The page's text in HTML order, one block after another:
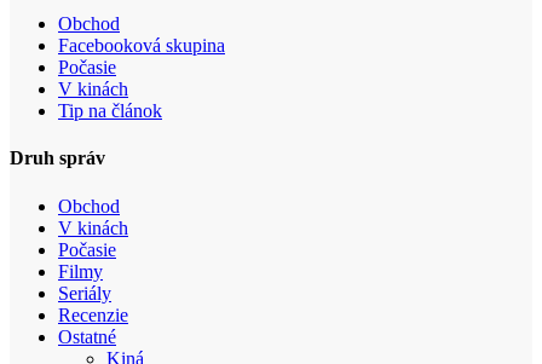
Obchod
Facebooková skupina
Počasie
V kinách
Tip na článok
Druh správ
Obchod
V kinách
Počasie
Filmy
Seriály
Recenzie
Ostatné
Kiná